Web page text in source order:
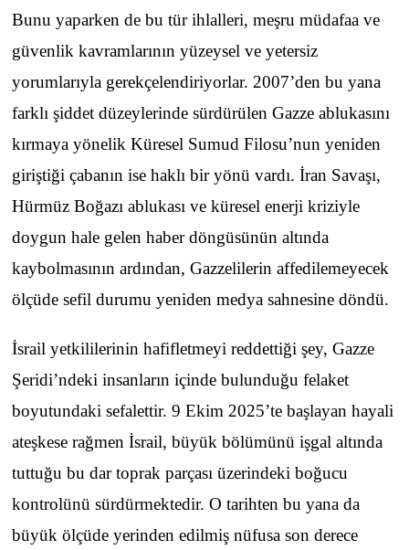
Bunu yaparken de bu tür ihlalleri, meşru müdafaa ve
güvenlik kavramlarının yüzeysel ve yetersiz
yorumlarıyla gerekçelendiriyorlar. 2007’den bu yana
farklı şiddet düzeylerinde sürdürülen Gazze ablukasını
kırmaya yönelik Küresel Sumud Filosu’nun yeniden
giriştiği çabanın ise haklı bir yönü vardı. İran Savaşı,
Hürmüz Boğazı ablukası ve küresel enerji kriziyle
doygun hale gelen haber döngüsünün altında
kaybolmasının ardından, Gazzelilerin affedilemeyecek
ölçüde sefil durumu yeniden medya sahnesine döndü.
İsrail yetkililerinin hafifletmeyi reddettiği şey, Gazze
Şeridi’ndeki insanların içinde bulunduğu felaket
boyutundaki sefalettir. 9 Ekim 2025’te başlayan hayali
ateşkese rağmen İsrail, büyük bölümünü işgal altında
tuttuğu bu dar toprak parçası üzerindeki boğucu
kontrolünü sürdürmektedir. O tarihten bu yana da
büyük ölçüde yerinden edilmiş nüfusa son derece